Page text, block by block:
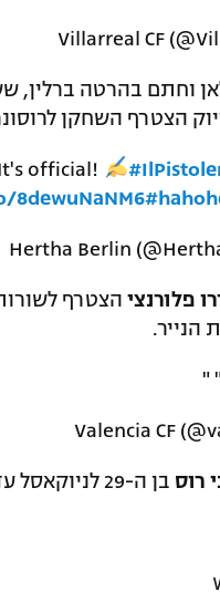
official!
פלורנצי הצטרף
הנייר.
"
רוס בן ה-29 לניוקאסל עד סיום העונה.